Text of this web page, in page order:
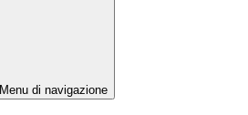
Menu di navigazione